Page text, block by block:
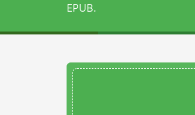
EPUB.